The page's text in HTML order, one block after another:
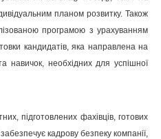
планом розвитку. Також
програмою з урахуванням
кандидатів, яка направлена на
навичок, необхідних для успішної
підготовлених фахівців, готових
кадрову безпеку компанії,